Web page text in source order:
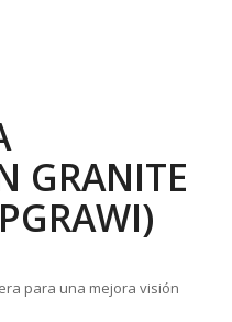
GRANITE
para una mejora visión